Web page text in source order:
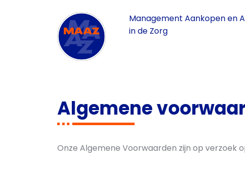
Management Aankopen en
in de Zorg
Algemene
Onze Algemene Voorwaarden zijn op verzoek